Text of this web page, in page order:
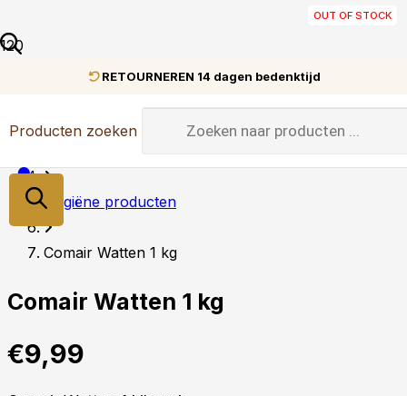
RETOURNEREN 14 dagen bedenktijd
Producten zoeken
Hygiëne producten
Comair Watten 1 kg
Comair Watten 1 kg
€9,99
IN STOCK
IN STOCK
IN STOCK
IN STOCK
OUT OF STOCK
IN STOCK
IN STOCK
IN STOCK
OUT OF STOCK
OUT OF STOCK